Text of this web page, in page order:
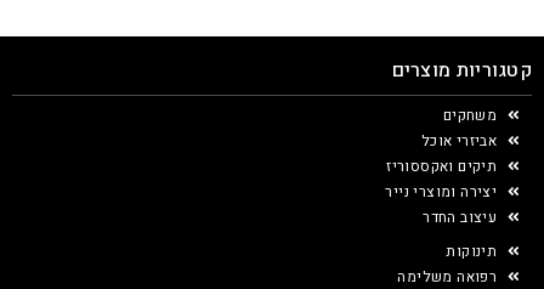
קטגוריות מוצרים
משחקים
אביזרי אוכל
תיקים ואקססוריז
יצירה ומוצרי נייר
עיצוב החדר
תינוקות
רפואה משלימה